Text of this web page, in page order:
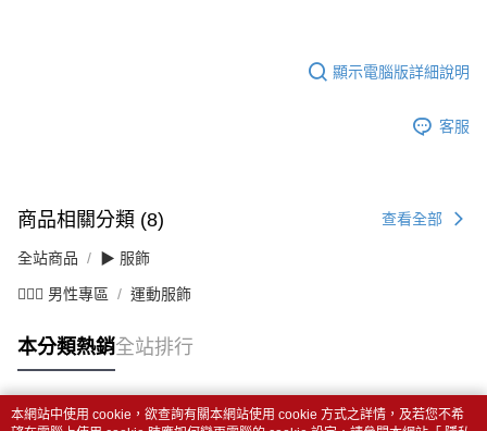
顯示電腦版詳細說明
客服
商品相關分類 (8) 查看全部
全站商品 ▶ 服飾
💁🏻‍♂️ 男性專區 運動服飾
本分類熱銷全站排行
本網站中使用 cookie，欲查詢有關本網站使用 cookie 方式之詳情，及若您不希